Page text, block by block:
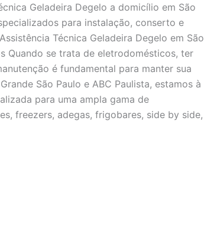
Geladeira Degelo a domicílio em São
para instalação, conserto e
Técnica Geladeira Degelo em São
Quando se trata de eletrodomésticos, ter
é fundamental para manter sua
São Paulo e ABC Paulista, estamos à
para uma ampla gama de
freezers, adegas, frigobares, side by side,